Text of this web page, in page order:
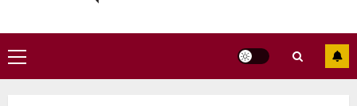
Menú
principal